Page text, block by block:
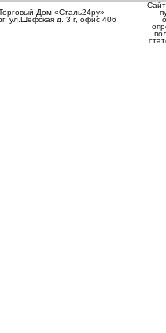
Дом «Сталь24ру»
ул.Шефская д. 3 г, офис 406